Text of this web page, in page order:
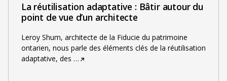
La réutilisation adaptative : Bâtir autour du
point de vue d’un architecte
Leroy Shum, architecte de la Fiducie du patrimoine
ontarien, nous parle des éléments clés de la réutilisation
adaptative, des …